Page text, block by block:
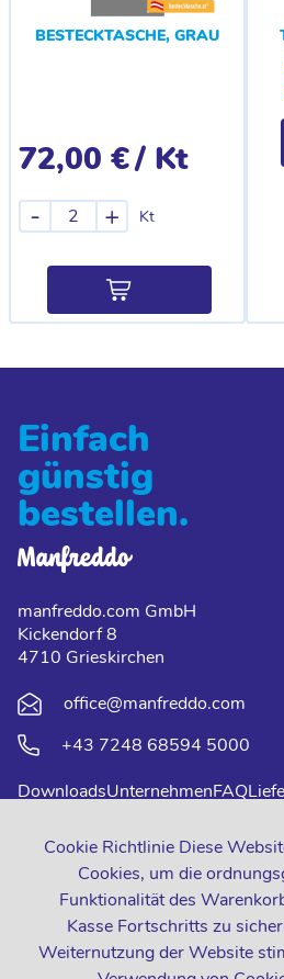
Cookie Richtlinie Diese
Cookies, um die
Funktionalität des
Kasse Fortschritts zu
Weiternutzung der Website
BESTECKTASCHE, GRAU
72,00 €/ Kt
Kt
- +
Einfach
günstig
bestellen.
manfreddo.com GmbH
Kickendorf 8
4710 Grieskirchen
office@manfreddo.com
+43 7248 68594 5000
DownloadsUnternehmenFAQ